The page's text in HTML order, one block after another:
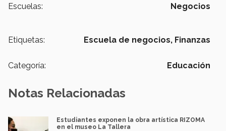
Escuelas: Negocios
Etiquetas: Escuela de negocios, Finanzas
Categoría: Educación
Notas Relacionadas
Estudiantes exponen la obra artística RIZOMA
en el museo La Tallera